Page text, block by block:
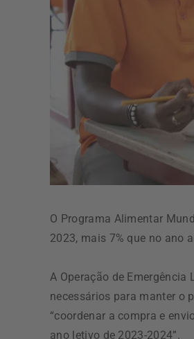
O Programa Alimentar
2023, mais 7% que no ano
A Operação de
necessários para manter o
“coordenar a compra e
ano letivo de 2023-2024”.